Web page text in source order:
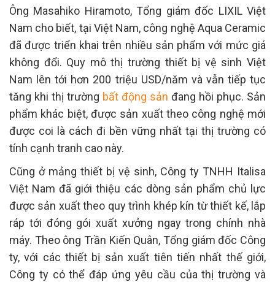
Ông Masahiko Hiramoto, Tổng giám đốc LIXIL Việt
Nam cho biết, tại Việt Nam, công nghệ Aqua Ceramic
đã được triển khai trên nhiều sản phẩm với mức giá
không đổi. Quy mô thị trường thiết bị vệ sinh Việt
Nam lên tới hơn 200 triệu USD/năm và vẫn tiếp tục
tăng khi thị trường bất động sản đang hồi phục. Sản
phẩm khác biệt, được sản xuất theo công nghệ mới
được coi là cách đi bền vững nhất tại thị trường có
tính cạnh tranh cao này.
Cũng ở mảng thiết bị vệ sinh, Công ty TNHH Italisa
Việt Nam đã giới thiệu các dòng sản phẩm chủ lực
được sản xuất theo quy trình khép kín từ thiết kế, lắp
ráp tới đóng gói xuất xưởng ngay trong chính nhà
máy. Theo ông Trần Kiến Quân, Tổng giám đốc Công
ty, với các thiết bị sản xuất tiên tiến nhất thế giới,
Công ty có thể đáp ứng yêu cầu của thị trường và